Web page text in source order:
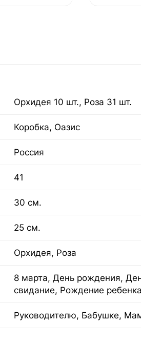
Орхидея 10 шт., Роза 31 шт.
Коробка, Оазис
Россия
41
30 см.
25 см.
Орхидея, Роза
8 марта, День рождения,
свидание, Рождение
Руководителю, Бабушке,